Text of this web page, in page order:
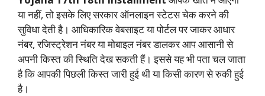
या नहीं, तो इसके लिए सरकार ऑनलाइन स्टेटस चेक करने की
सुविधा देती है। आधिकारिक वेबसाइट या पोर्टल पर जाकर आधार
नंबर, रजिस्ट्रेशन नंबर या मोबाइल नंबर डालकर आप आसानी से
अपनी किस्त की स्थिति देख सकती हैं। इससे यह भी पता चल जाता
है कि आपकी पिछली किस्त जारी हुई थी या किसी कारण से रुकी हुई
है।